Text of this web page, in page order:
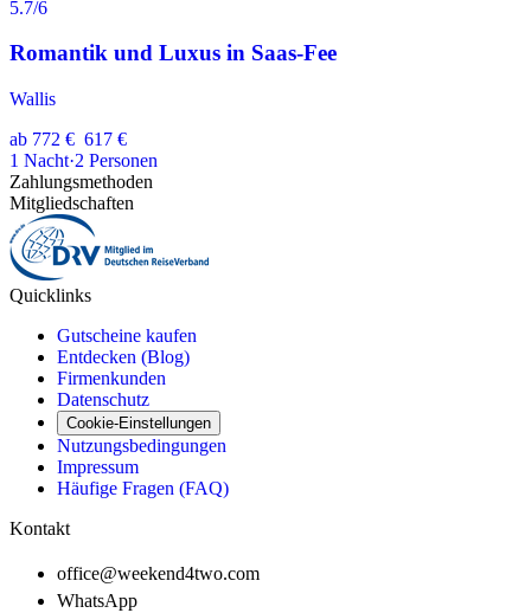
5.7/6
Romantik und Luxus in Saas-Fee
Wallis
ab 772 € 617 €
1 Nacht·2 Personen
Zahlungsmethoden
Mitgliedschaften
Quicklinks
Gutscheine kaufen
Entdecken (Blog)
Firmenkunden
Datenschutz
Cookie-Einstellungen
Nutzungsbedingungen
Impressum
Häufige Fragen (FAQ)
Kontakt
office@weekend4two.com
WhatsApp